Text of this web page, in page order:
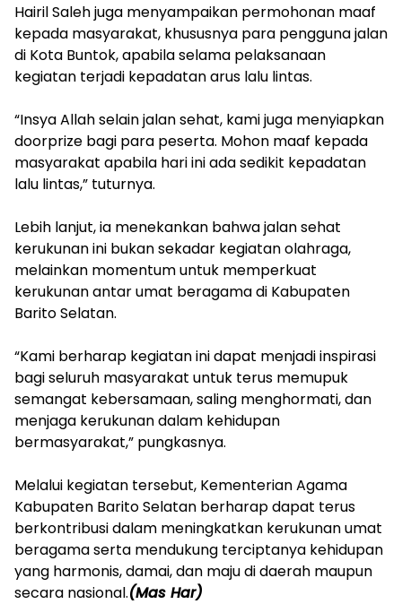
‎Hairil Saleh juga menyampaikan permohonan maaf
kepada masyarakat, khususnya para pengguna jalan
di Kota Buntok, apabila selama pelaksanaan
kegiatan terjadi kepadatan arus lalu lintas.
‎“Insya Allah selain jalan sehat, kami juga menyiapkan
doorprize bagi para peserta. Mohon maaf kepada
masyarakat apabila hari ini ada sedikit kepadatan
lalu lintas,” tuturnya.
‎Lebih lanjut, ia menekankan bahwa jalan sehat
kerukunan ini bukan sekadar kegiatan olahraga,
melainkan momentum untuk memperkuat
kerukunan antar umat beragama di Kabupaten
Barito Selatan.
‎“Kami berharap kegiatan ini dapat menjadi inspirasi
bagi seluruh masyarakat untuk terus memupuk
semangat kebersamaan, saling menghormati, dan
menjaga kerukunan dalam kehidupan
bermasyarakat,” pungkasnya.
‎Melalui kegiatan tersebut, Kementerian Agama
Kabupaten Barito Selatan berharap dapat terus
berkontribusi dalam meningkatkan kerukunan umat
beragama serta mendukung terciptanya kehidupan
yang harmonis, damai, dan maju di daerah maupun
secara nasional.(Mas Har)